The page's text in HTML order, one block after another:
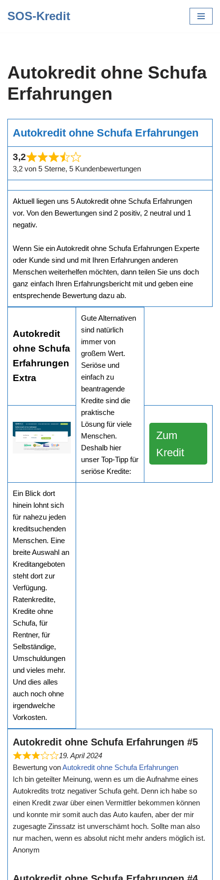
SOS-Kredit
Autokredit ohne Schufa
Erfahrungen
Autokredit ohne Schufa Erfahrungen
3,2
3,2 von 5 Sterne, 5 Kundenbewertungen
Aktuell liegen uns 5 Autokredit ohne Schufa Erfahrungen
vor. Von den Bewertungen sind 2 positiv, 2 neutral und 1
negativ.
Wenn Sie ein Autokredit ohne Schufa Erfahrungen Experte
oder Kunde sind und mit Ihren Erfahrungen anderen
Menschen weiterhelfen möchten, dann teilen Sie uns doch
ganz einfach Ihren Erfahrungsbericht mit und geben eine
entsprechende Bewertung dazu ab.
Autokredit
ohne Schufa
Erfahrungen
Extra
Gute Alternativen
sind natürlich
immer von
großem Wert.
Seriöse und
einfach zu
beantragende
Kredite sind die
praktische
Lösung für viele
Menschen.
Deshalb hier
unser Top-Tipp für
seriöse Kredite:
Zum
Kredit
Ein Blick dort
hinein lohnt sich
für nahezu jeden
kreditsuchenden
Menschen. Eine
breite Auswahl an
Kreditangeboten
steht dort zur
Verfügung.
Ratenkredite,
Kredite ohne
Schufa, für
Rentner, für
Selbständige,
Umschuldungen
und vieles mehr.
Und dies alles
auch noch ohne
irgendwelche
Vorkosten.
Autokredit ohne Schufa Erfahrungen #5
19. April 2024
Bewertung vonAutokredit ohne Schufa Erfahrungen
Ich bin geteilter Meinung, wenn es um die Aufnahme eines
Autokredits trotz negativer Schufa geht. Denn ich habe so
einen Kredit zwar über einen Vermittler bekommen können
und konnte mir somit auch das Auto kaufen, aber der mir
zugesagte Zinssatz ist unverschämt hoch. Sollte man also
nur machen, wenn es absolut nicht mehr anders möglich ist.
Anonym